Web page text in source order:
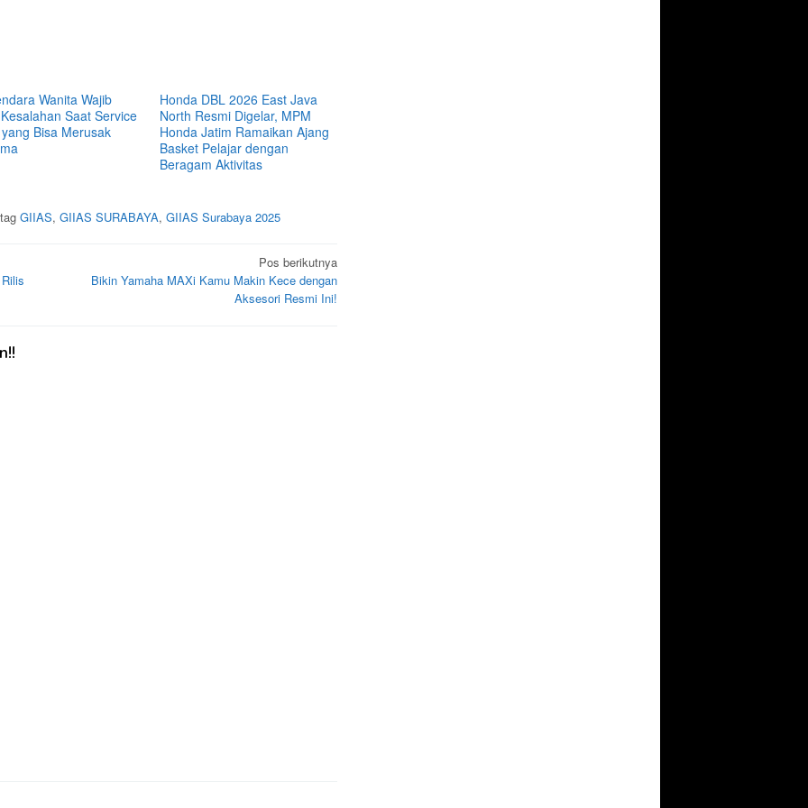
Wanita Wajib
Saat Service
Bisa Merusak
Honda DBL 2026 East Java
North Resmi Digelar, MPM
Honda Jatim Ramaikan Ajang
Basket Pelajar dengan
Beragam Aktivitas
GIIAS, GIIAS SURABAYA, GIIAS Surabaya 2025
Pos berikutnya
Bikin Yamaha MAXi Kamu Makin Kece dengan
Aksesori Resmi Ini!